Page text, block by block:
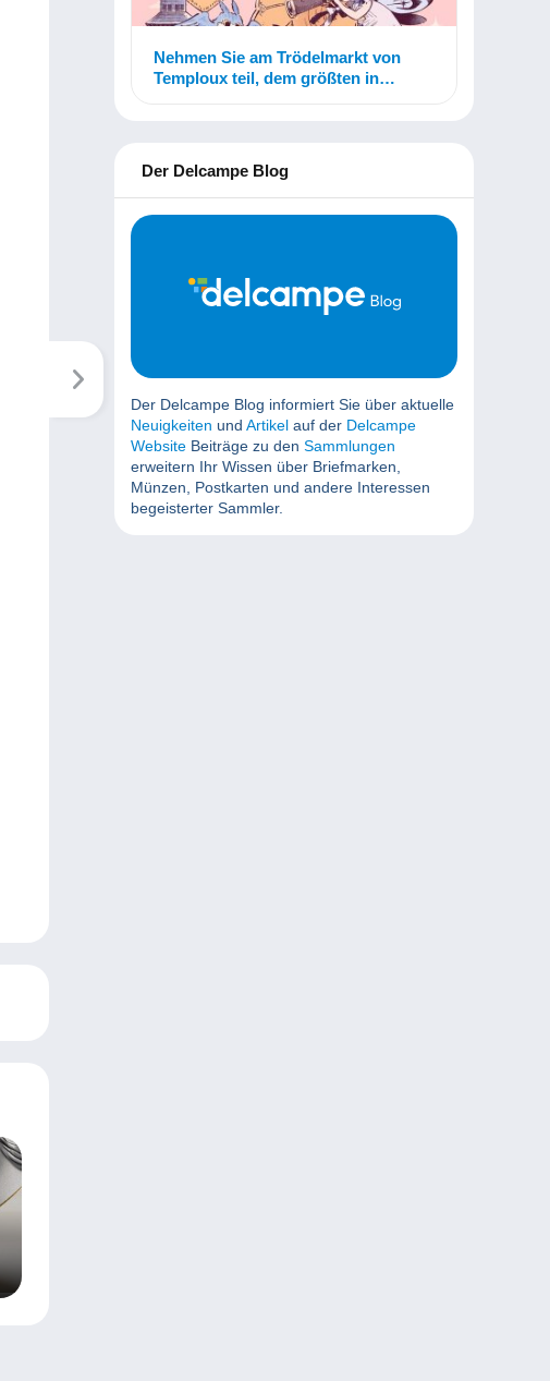
Nehmen Sie am Trödelmarkt von
Temploux teil, dem größten in
Der Delcampe Blog
Der Delcampe Blog informiert Sie über aktuelle
Neuigkeiten und Artikel auf der Delcampe
Website Beiträge zu den Sammlungen
erweitern Ihr Wissen über Briefmarken,
Münzen, Postkarten und andere Interessen
begeisterter Sammler.